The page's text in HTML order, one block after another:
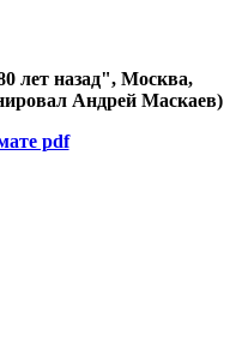
лет назад", Москва,
Андрей Маскаев)
pdf